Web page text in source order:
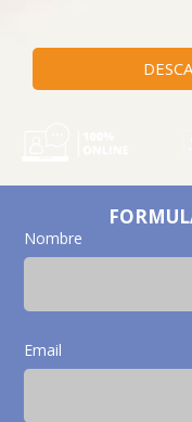
Nombre
Email